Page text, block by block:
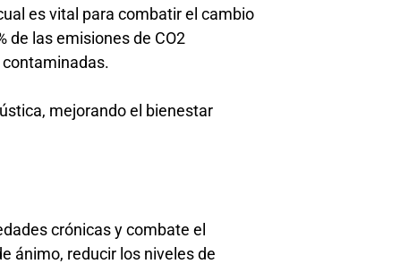
es vital para combatir el cambio
de las emisiones de CO2
mejorando el bienestar
crónicas y combate el
ánimo, reducir los niveles de